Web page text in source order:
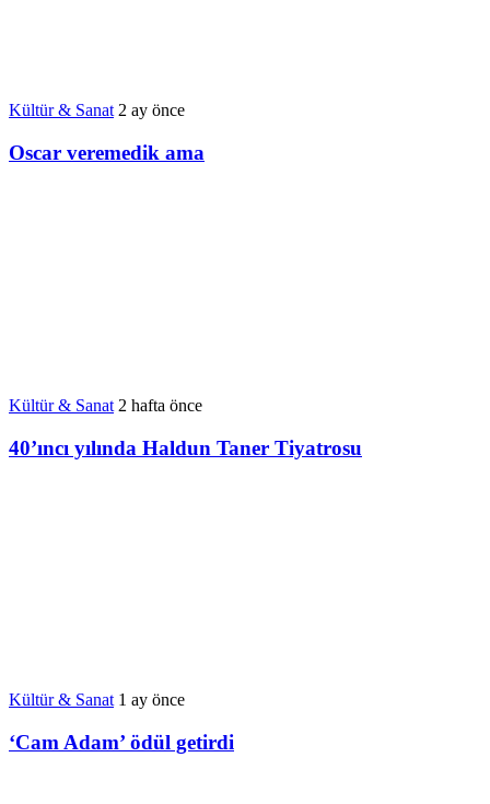
Kültür & Sanat 2 ay önce
Oscar veremedik ama
Kültür & Sanat 2 hafta önce
40’ıncı yılında Haldun Taner Tiyatrosu
Kültür & Sanat 1 ay önce
‘Cam Adam’ ödül getirdi